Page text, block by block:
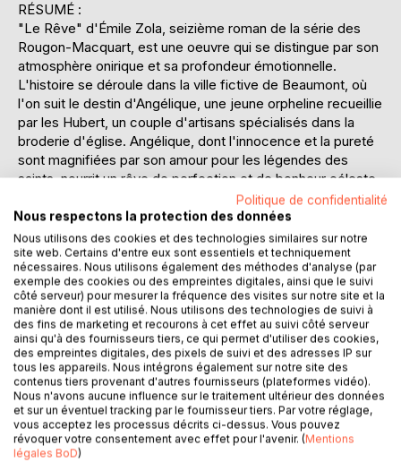
RÉSUMÉ :
"Le Rêve" d'Émile Zola, seizième roman de la série des
Rougon-Macquart, est une oeuvre qui se distingue par son
atmosphère onirique et sa profondeur émotionnelle.
L'histoire se déroule dans la ville fictive de Beaumont, où
l'on suit le destin d'Angélique, une jeune orpheline recueillie
par les Hubert, un couple d'artisans spécialisés dans la
broderie d'église. Angélique, dont l'innocence et la pureté
sont magnifiées par son amour pour les légendes des
saints, nourrit un rêve de perfection et de bonheur céleste.
Ce rêve prend une tournure inattendue lorsqu'elle
rencontre Félicien, le fils d'un évêque, et en tombe
éperdument amoureuse. Leur amour, bien que pur, se
heurte aux conventions sociales et religieuses de l'époque.
Zola explore avec finesse les thèmes de l'amour idéalisé,
de la foi et de la lutte entre le rêve et la réalité. Le roman
est un contraste poignant avec les oeuvres plus
naturalistes de Zola, offrant une vision poétique de la quête
d'un idéal inaccessible. À travers une prose riche et
évocatrice, l'auteur nous plonge dans un univers où le rêve
et la réalité s'entremêlent, illustrant la fragilité des
aspirations humaines face aux rigueurs du destin.
L'AUTEUR :
Émile Zola, né à Paris le 2 avril 1840 et mort le 29
Politique de confidentialité
Nous respectons la protection des données
Nous utilisons des cookies et des technologies similaires sur notre
site web. Certains d'entre eux sont essentiels et techniquement
nécessaires. Nous utilisons également des méthodes d'analyse (par
exemple des cookies ou des empreintes digitales, ainsi que le suivi
côté serveur) pour mesurer la fréquence des visites sur notre site et la
manière dont il est utilisé. Nous utilisons des technologies de suivi à
des fins de marketing et recourons à cet effet au suivi côté serveur
ainsi qu'à des fournisseurs tiers, ce qui permet d'utiliser des cookies,
des empreintes digitales, des pixels de suivi et des adresses IP sur
tous les appareils. Nous intégrons également sur notre site des
contenus tiers provenant d'autres fournisseurs (plateformes vidéo).
Nous n'avons aucune influence sur le traitement ultérieur des données
et sur un éventuel tracking par le fournisseur tiers. Par votre réglage,
vous acceptez les processus décrits ci-dessus. Vous pouvez
révoquer votre consentement avec effet pour l'avenir. (Mentions
légales BoD)